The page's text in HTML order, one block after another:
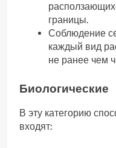
границы.
Соблюдение
каждый вид
не ранее чем
Биологические
В эту категорию
входят: